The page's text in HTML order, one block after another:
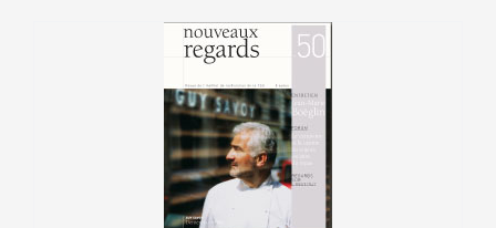
plusieurs
variations.
options
peuvent
être
choisies
sur
la